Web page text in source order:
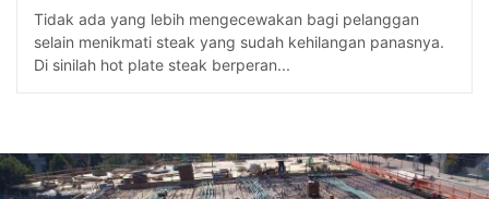
Tidak ada yang lebih mengecewakan bagi pelanggan
selain menikmati steak yang sudah kehilangan panasnya.
Di sinilah hot plate steak berperan...